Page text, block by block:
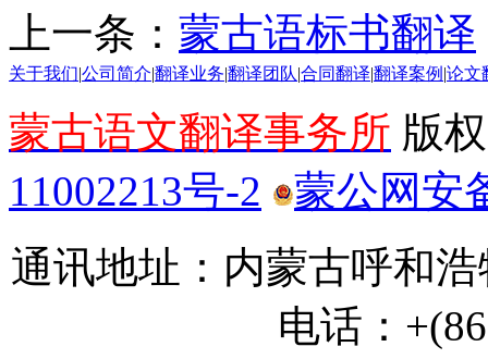
上一条： 蒙古语标书翻译
关于我们 公司简介 翻译业务 翻译团队 合同翻译 翻译案例 论文
蒙古语文翻译事务所 版
11002213号-2
蒙公网安
通讯地址：内蒙古呼和
电话：